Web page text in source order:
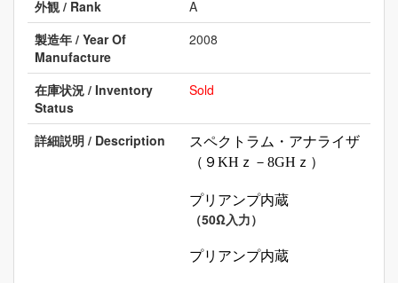
外観 / Rank
A
製造年 / Year Of
Manufacture
2008
在庫状況 / Inventory
Status
Sold
詳細説明 / Description
スペクトラム・アナライザ
（９KHｚ－8GHｚ）
プリアンプ内蔵
（50Ω入力）
プリアンプ内蔵